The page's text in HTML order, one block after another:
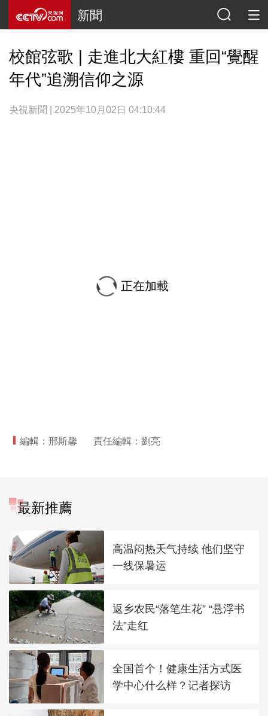
新聞
校館弦歌 | 走進北大紅樓 重回“覺醒
年代”追溯信仰之源
央視新聞 | 2025年10月02日 04:10:44
正在加載
編輯：邢斯馨 責任編輯：劉亮
最新推薦
高温闷热天气持续 他们坚守
一线保暑运
返乡农民“落笔生花” “悬浮书
法”走红
全国首个！健康生活方式医
学中心什么样？记者探访